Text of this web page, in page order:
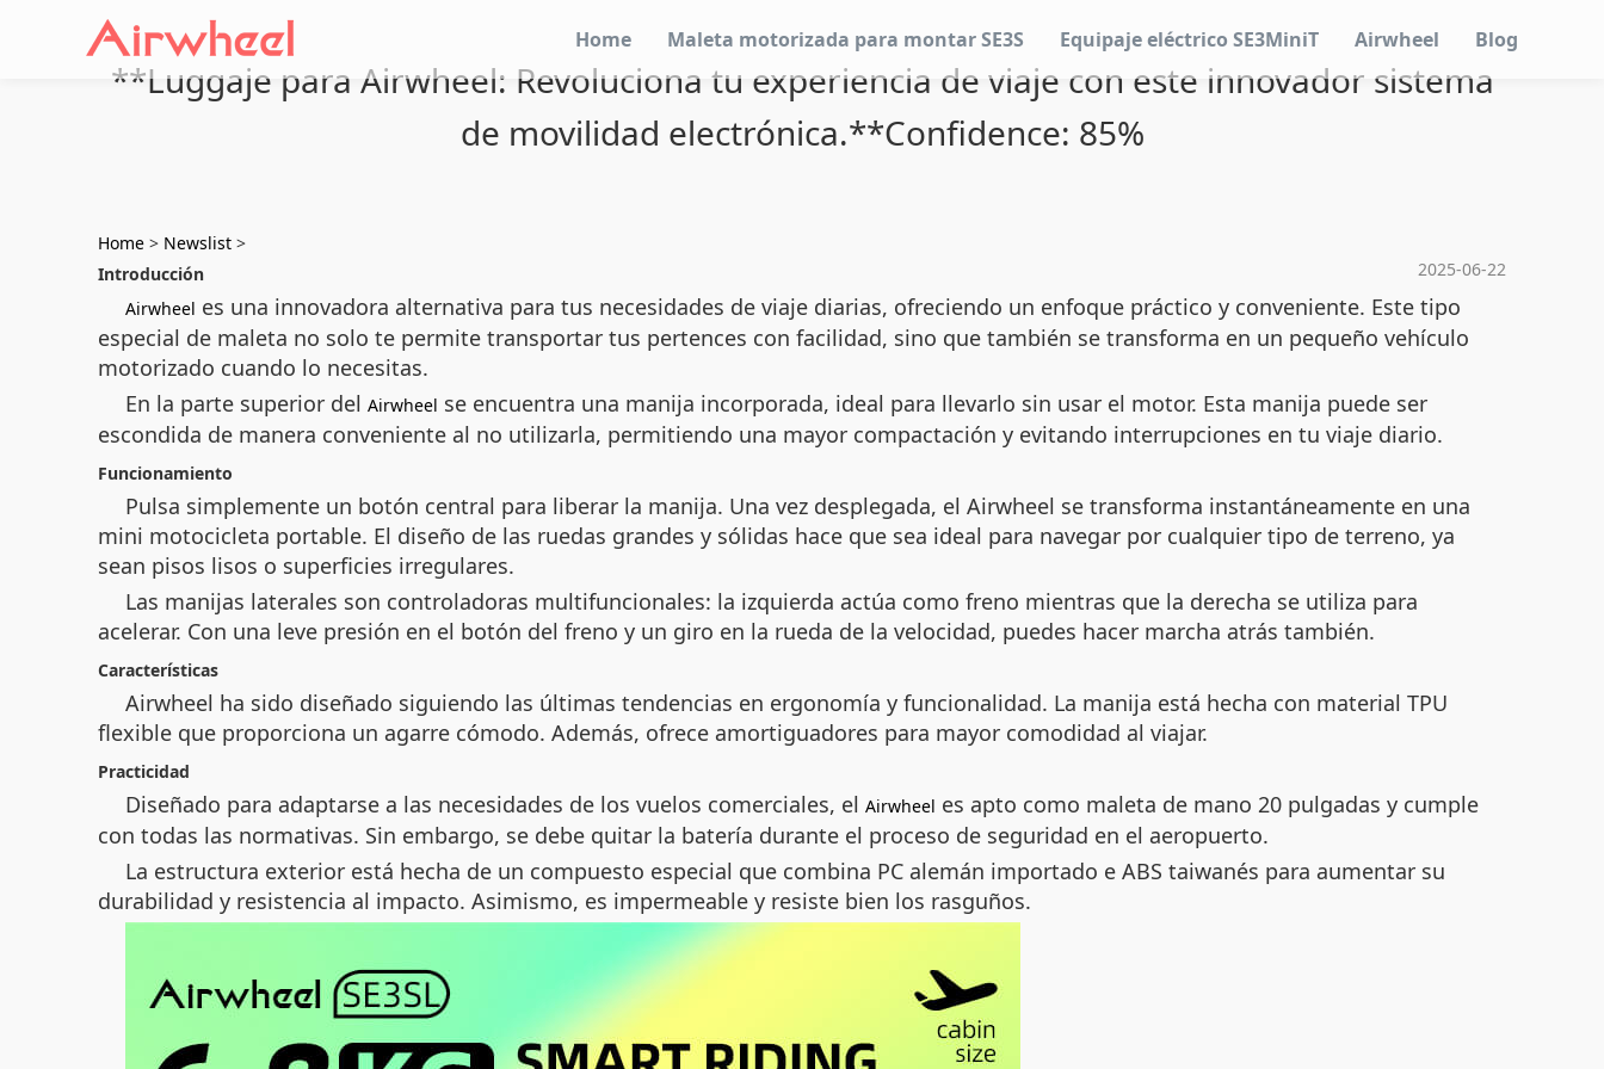
Home Maleta motorizada para montar SE3S Equipaje eléctrico SE3MiniT Airwheel Blog
**Luggaje para Airwheel: Revoluciona tu experiencia de viaje con este innovador sistema
de movilidad electrónica.**Confidence: 85%
Home > Newslist >
2025-06-22
Introducción
Airwheel es una innovadora alternativa para tus necesidades de viaje diarias, ofreciendo un enfoque práctico y conveniente. Este tipo
especial de maleta no solo te permite transportar tus pertences con facilidad, sino que también se transforma en un pequeño vehículo
motorizado cuando lo necesitas.
En la parte superior del Airwheel se encuentra una manija incorporada, ideal para llevarlo sin usar el motor. Esta manija puede ser
escondida de manera conveniente al no utilizarla, permitiendo una mayor compactación y evitando interrupciones en tu viaje diario.
Funcionamiento
Pulsa simplemente un botón central para liberar la manija. Una vez desplegada, el Airwheel se transforma instantáneamente en una
mini motocicleta portable. El diseño de las ruedas grandes y sólidas hace que sea ideal para navegar por cualquier tipo de terreno, ya
sean pisos lisos o superficies irregulares.
Las manijas laterales son controladoras multifuncionales: la izquierda actúa como freno mientras que la derecha se utiliza para
acelerar. Con una leve presión en el botón del freno y un giro en la rueda de la velocidad, puedes hacer marcha atrás también.
Características
Airwheel ha sido diseñado siguiendo las últimas tendencias en ergonomía y funcionalidad. La manija está hecha con material TPU
flexible que proporciona un agarre cómodo. Además, ofrece amortiguadores para mayor comodidad al viajar.
Practicidad
Diseñado para adaptarse a las necesidades de los vuelos comerciales, el Airwheel es apto como maleta de mano 20 pulgadas y cumple
con todas las normativas. Sin embargo, se debe quitar la batería durante el proceso de seguridad en el aeropuerto.
La estructura exterior está hecha de un compuesto especial que combina PC alemán importado e ABS taiwanés para aumentar su
durabilidad y resistencia al impacto. Asimismo, es impermeable y resiste bien los rasguños.